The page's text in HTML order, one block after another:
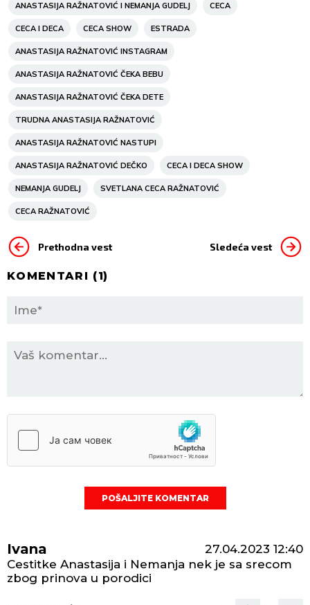
ANASTASIJA RAŽNATOVIĆ I NEMANJA GUDELJ CECA
CECA I DECA CECA SHOW ESTRADA
ANASTASIJA RAŽNATOVIĆ INSTAGRAM
ANASTASIJA RAŽNATOVIĆ ČEKA BEBU
ANASTASIJA RAŽNATOVIĆ ČEKA DETE
TRUDNA ANASTASIJA RAŽNATOVIĆ
ANASTASIJA RAŽNATOVIĆ NASTUPI
ANASTASIJA RAŽNATOVIĆ DEČKO CECA I DECA SHOW
NEMANJA GUDELJ SVETLANA CECA RAŽNATOVIĆ
CECA RAŽNATOVIĆ
Prethodna vest Sledeća vest
KOMENTARI (1)
POŠALJITE KOMENTAR
Ivana 27.04.2023 12:40
Cestitke Anastasija i Nemanja nek je sa srecom
zbog prinova u porodici